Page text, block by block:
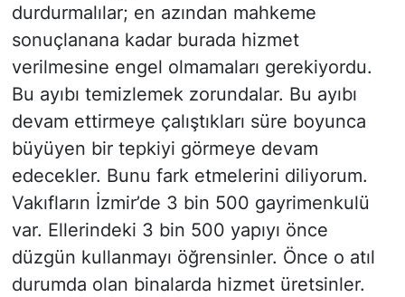
durdurmalılar; en azından mahkeme
sonuçlanana kadar burada hizmet
verilmesine engel olmamaları gerekiyordu.
Bu ayıbı temizlemek zorundalar. Bu ayıbı
devam ettirmeye çalıştıkları süre boyunca
büyüyen bir tepkiyi görmeye devam
edecekler. Bunu fark etmelerini diliyorum.
Vakıfların İzmir’de 3 bin 500 gayrimenkulü
var. Ellerindeki 3 bin 500 yapıyı önce
düzgün kullanmayı öğrensinler. Önce o atıl
durumda olan binalarda hizmet üretsinler.